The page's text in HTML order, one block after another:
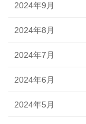
2024年9月
2024年8月
2024年7月
2024年6月
2024年5月